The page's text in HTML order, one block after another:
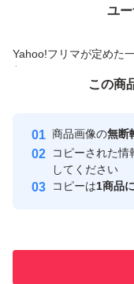
ユ
Yahoo!フリマが定めた
付与しています
安心取引出品者
取引実績
価格の相談
この商
商品画像の無断
コピーされた情
してください
コピーは1商品
この商品をみている